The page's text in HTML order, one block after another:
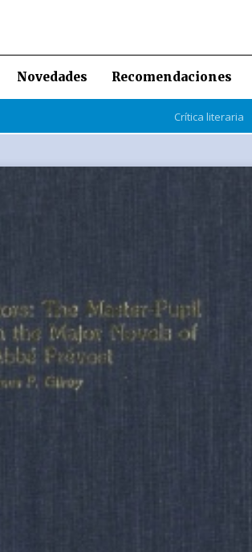
Novedades Recomendaciones
Crítica literaria